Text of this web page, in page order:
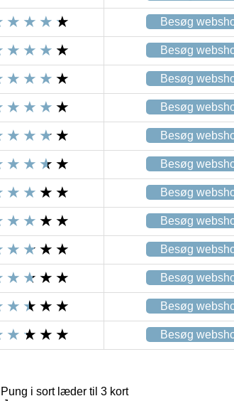
Besøg
Besøg
Besøg
Besøg
Besøg
Besøg
Besøg
Besøg
Besøg
Besøg
Besøg
Besøg
i sort læder til 3 kort